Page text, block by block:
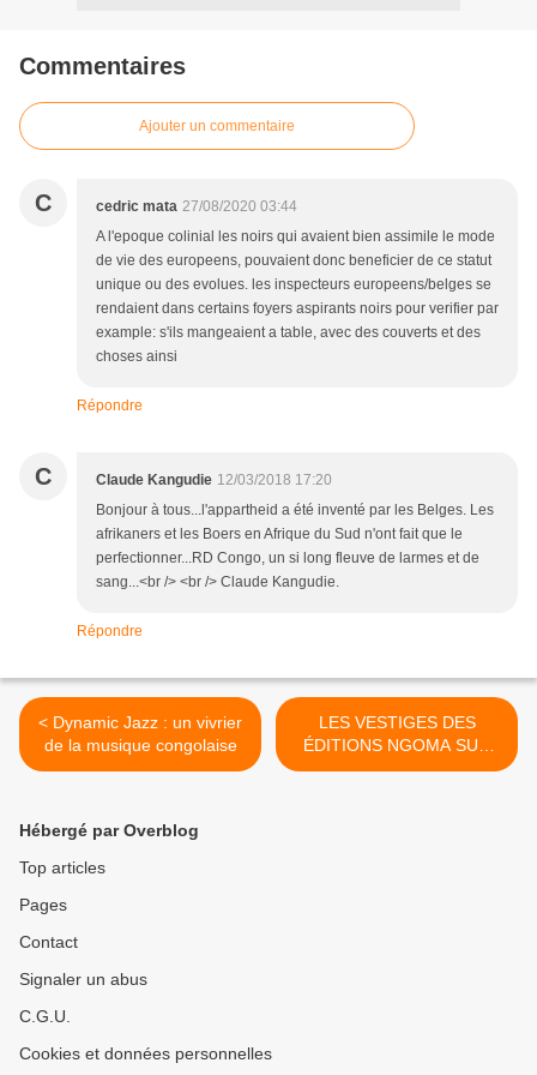
Commentaires
Ajouter un commentaire
C cedric mata 27/08/2020 03:44
A l'epoque colinial les noirs qui avaient bien assimile le mode
de vie des europeens, pouvaient donc beneficier de ce statut
unique ou des evolues. les inspecteurs europeens/belges se
rendaient dans certains foyers aspirants noirs pour verifier par
example: s'ils mangeaient a table, avec des couverts et des
choses ainsi
Répondre
C Claude Kangudie 12/03/2018 17:20
Bonjour à tous...l'appartheid a été inventé par les Belges. Les
afrikaners et les Boers en Afrique du Sud n'ont fait que le
perfectionner...RD Congo, un si long fleuve de larmes et de
sang...<br /> <br /> Claude Kangudie.
Répondre
< Dynamic Jazz : un vivrier
de la musique congolaise
LES VESTIGES DES
ÉDITIONS NGOMA SUR
LES ORCHESTRES
Hébergé par Overblog
Top articles
Pages
Contact
Signaler un abus
C.G.U.
Cookies et données personnelles